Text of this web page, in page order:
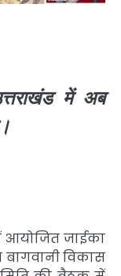
में अब
आयोजित जाईका
बागवानी विकास